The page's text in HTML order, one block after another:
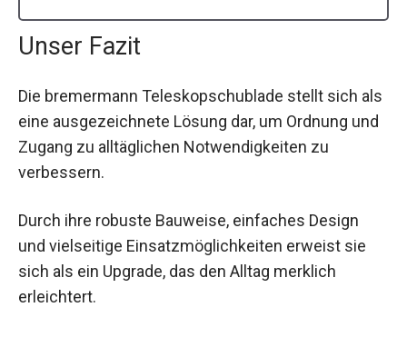
Unser Fazit
Die bremermann Teleskopschublade stellt sich als
eine ausgezeichnete Lösung dar, um Ordnung und
Zugang zu alltäglichen Notwendigkeiten zu
verbessern.
Durch ihre robuste Bauweise, einfaches Design
und vielseitige Einsatzmöglichkeiten erweist sie
sich als ein Upgrade, das den Alltag merklich
erleichtert.